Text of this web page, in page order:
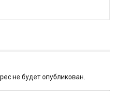
не будет опубликован.